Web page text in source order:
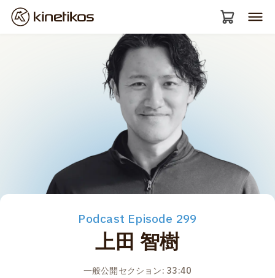
Podcast Episode 299
上田 智樹
一般公開セクション: 33:40